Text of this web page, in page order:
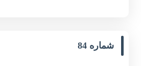
شماره 84